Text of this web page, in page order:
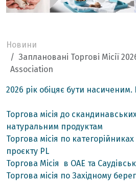
Новини
Заплановані Торгові Місії
Association
2026 рік обіцяє бути
Торгова місія до
натуральним продуктам
Торгова місія по
проєкту PL
Торгова Місія в ОАЕ та
Торгова місія по Західному